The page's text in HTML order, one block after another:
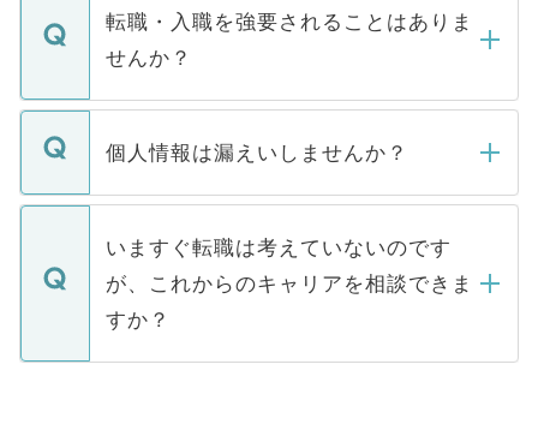
いただきますので、しばらくお待ちくださ
い。
うち約3割は、Webサイトからご覧いただ
けない「非公開求人」です。非公開求人は
下記の理由によって、一般には公開してい
ません。
■応募殺到を避けるため 人気のある医療機
関を公にしてしまうと、応募が殺到する場
に、医療機関が求める条件に合った人材の
みを人材紹介会社に依頼するケースが増え
ています。
転職・入職を強要されることはありま
せんか？
転職・入職を強要することは一切ありませ
ん。また、仮に応募先から内定をいただい
定を承諾する必要はありません。内定先へ
の辞退の連絡はキャリアパートナーが行い
ますので、ご安心ください。
個人情報は漏えいしませんか？
個人情報が漏えいすることはありませんの
で、ご安心ください。当サイトからの登録
などで収集したご登録者様の個人情報は、
ご本人のキャリアアップおよび転職活動の
支援を目的に使用いたします。お預かりし
ているすべての個人データはご本人の許可
いますぐ転職は考えていないのです
が、これからのキャリアを相談できま
すか？